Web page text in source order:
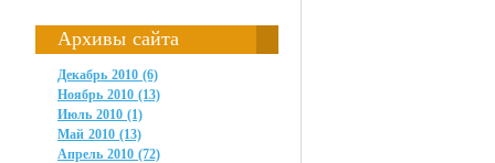
Архивы сайта
Декабрь 2010 (6)
Ноябрь 2010 (13)
Июль 2010 (1)
Май 2010 (13)
Апрель 2010 (72)